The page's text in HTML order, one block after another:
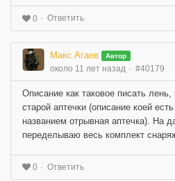
0 Ответить
Макс Агаев Автор
около 11 лет назад #40179
Описание как таковое писать
старой аптечки (описание коей
названием отрывная аптечка). На
переделываю весь комплект
0 Ответить